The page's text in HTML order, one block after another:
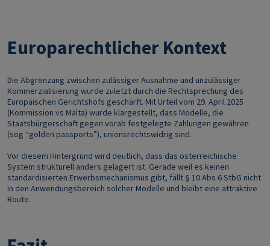
Europarechtlicher Kontext
Die Abgrenzung zwischen zulässiger Ausnahme und unzulässiger
Kommerzialisierung wurde zuletzt durch die Rechtsprechung des
Europäischen Gerichtshofs geschärft. Mit Urteil vom 29. April 2025
(Kommission vs Malta) wurde klargestellt, dass Modelle, die
Staatsbürgerschaft gegen vorab festgelegte Zahlungen gewähren
(sog “golden passports”), unionsrechtswidrig sind.
Vor diesem Hintergrund wird deutlich, dass das österreichische
System strukturell anders gelagert ist. Gerade weil es keinen
standardisierten Erwerbsmechanismus gibt, fällt § 10 Abs 6 StbG nicht
in den Anwendungsbereich solcher Modelle und bleibt eine attraktive
Route.